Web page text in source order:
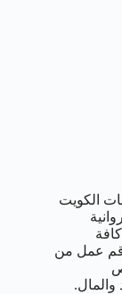
محافظات الكويت
عمل من
والمال.